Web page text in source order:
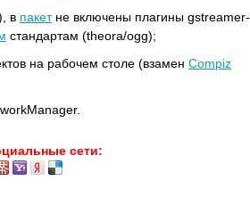
в пакетне включены плагины gstreamer-
стандартам (theora/ogg);
на рабочем столе (взамен Compiz
сети: